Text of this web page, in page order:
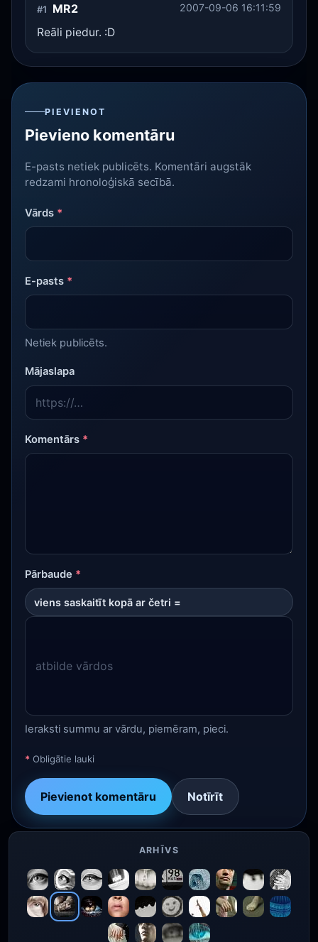
#1 MR2 2007-09-06 16:11:59
Reāli piedur. :D
PIEVIENOT
Pievieno komentāru
E-pasts netiek publicēts. Komentāri augstāk
redzami hronoloģiskā secībā.
Vārds *
E-pasts *
Netiek publicēts.
Mājaslapa
Komentārs *
Pārbaude *
viens saskaitīt kopā ar četri =
Ieraksti summu ar vārdu, piemēram, pieci.
* Obligātie lauki
Pievienot komentāru Notīrīt
ARHĪVS